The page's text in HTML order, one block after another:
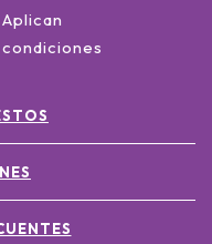
Aplican
condiciones